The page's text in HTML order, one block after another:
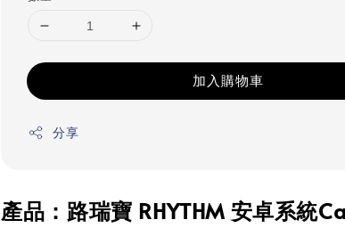
加入購物車
分享
產品：路瑞寶 RHYTHM 安卓系統